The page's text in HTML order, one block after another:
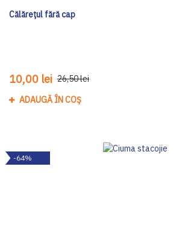
Călărețul fără cap
10,00 lei 26,50 lei
ADAUGĂ ÎN COȘ
-64%